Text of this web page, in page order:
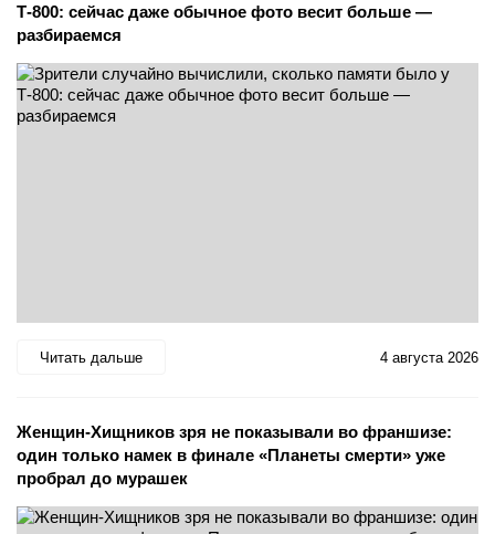
Т-800: сейчас даже обычное фото весит больше —
разбираемся
Читать дальше 4 августа 2026
Женщин-Хищников зря не показывали во франшизе:
один только намек в финале «Планеты смерти» уже
пробрал до мурашек